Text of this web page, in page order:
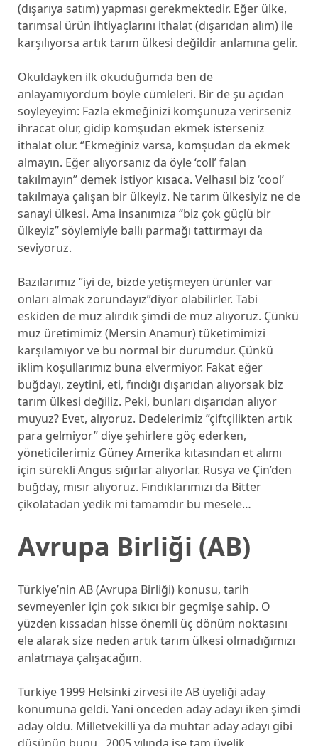
(dışarıya satım) yapması gerekmektedir. Eğer ülke,
tarımsal ürün ihtiyaçlarını ithalat (dışarıdan alım) ile
karşılıyorsa artık tarım ülkesi değildir anlamına gelir.
Okuldayken ilk okuduğumda ben de
anlayamıyordum böyle cümleleri. Bir de şu açıdan
söyleyeyim: Fazla ekmeğinizi komşunuza verirseniz
ihracat olur, gidip komşudan ekmek isterseniz
ithalat olur. ‘’Ekmeğiniz varsa, komşudan da ekmek
almayın. Eğer alıyorsanız da öyle ‘coll’ falan
takılmayın’’ demek istiyor kısaca. Velhasıl biz ‘cool’
takılmaya çalışan bir ülkeyiz. Ne tarım ülkesiyiz ne de
sanayi ülkesi. Ama insanımıza ‘’biz çok güçlü bir
ülkeyiz’’ söylemiyle ballı parmağı tattırmayı da
seviyoruz.
Bazılarımız ‘’iyi de, bizde yetişmeyen ürünler var
onları almak zorundayız’’diyor olabilirler. Tabi
eskiden de muz alırdık şimdi de muz alıyoruz. Çünkü
muz üretimimiz (Mersin Anamur) tüketimimizi
karşılamıyor ve bu normal bir durumdur. Çünkü
iklim koşullarımız buna elvermiyor. Fakat eğer
buğdayı, zeytini, eti, fındığı dışarıdan alıyorsak biz
tarım ülkesi değiliz. Peki, bunları dışarıdan alıyor
muyuz? Evet, alıyoruz. Dedelerimiz ”çiftçilikten artık
para gelmiyor” diye şehirlere göç ederken,
yöneticilerimiz Güney Amerika kıtasından et alımı
için sürekli Angus sığırlar alıyorlar. Rusya ve Çin’den
buğday, mısır alıyoruz. Fındıklarımızı da Bitter
çikolatadan yedik mi tamamdır bu mesele…
Avrupa Birliği (AB)
Türkiye’nin AB (Avrupa Birliği) konusu, tarih
sevmeyenler için çok sıkıcı bir geçmişe sahip. O
yüzden kıssadan hisse önemli üç dönüm noktasını
ele alarak size neden artık tarım ülkesi olmadığımızı
anlatmaya çalışacağım.
Türkiye 1999 Helsinki zirvesi ile AB üyeliği aday
konumuna geldi. Yani önceden aday adayı iken şimdi
aday oldu. Milletvekilli ya da muhtar aday adayı gibi